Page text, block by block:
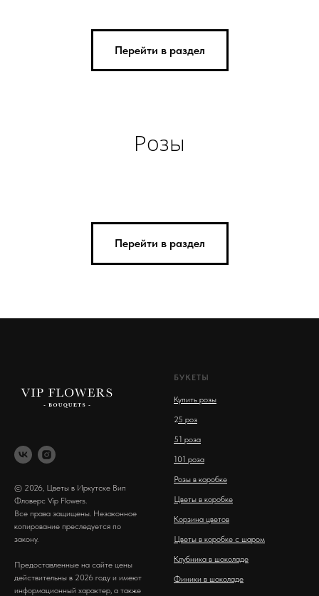
Перейти в раздел
Розы
Перейти в раздел
© 2026, Цветы в Иркутске Вип
Фловерс Vip Flowers.
Все права защищены. Незаконное
копирование преследуется по
закону.
Предоставленные на сайте цены
действительны в 2026 году и имеют
информационный характер, а также
БУКЕТЫ
Купить розы
25 роз
51 роза
101 роза
Розы в коробке
Цветы в коробке
Корзина цветов
Цветы в коробке с шаром
Клубника в шоколаде
Финики в шоколаде